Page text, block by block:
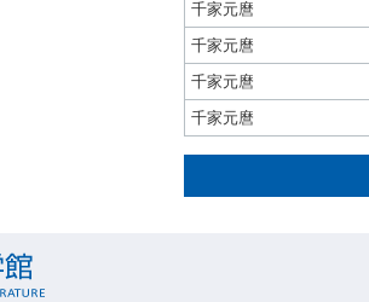
千家元麿
千家元麿
千家元麿
千家元麿